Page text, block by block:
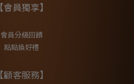
【會員獨享】
會員分級回饋
點點換好禮
【顧客服務】